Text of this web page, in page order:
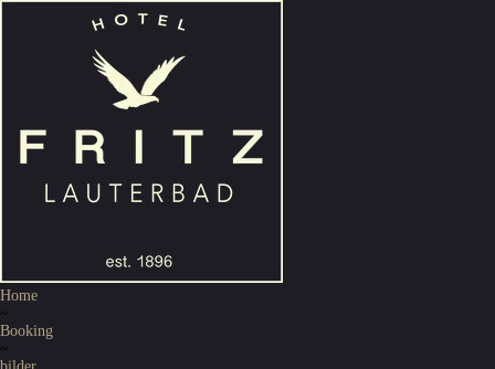
Home
~
Booking
~